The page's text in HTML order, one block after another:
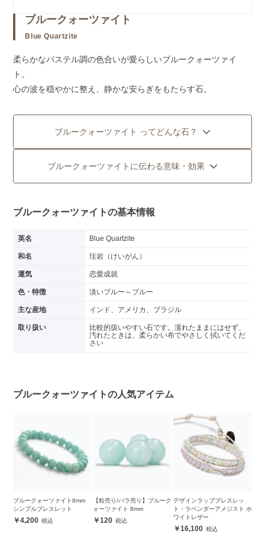
ブルークォーツァイト
Blue Quartzite
柔らかなパステル調の色合いが愛らしいブルークォーツァイ
ト。
心の波を穏やかに整え、静かな安らぎをもたらす石。
ブルークォーツァイト ってどんな石？
ブルークォーツァイトに伝わる意味・効果
ブルークォーツァイトの基本情報
英名 Blue Quartzite
和名 珪岩（けいがん）
運気 恋愛成就
色・特徴 淡いブルー～ブルー
主な産地 インド、アメリカ、ブラジル
取り扱い
比較的扱いやすい石です。濡れたままにはせず、
汚れたときは、柔らかい布でやさしく拭いてくだ
さい
ブルークォーツァイトの人気アイテム
ブルークォーツァイト8mm
シンプルブレスレット
4,200
【粒売り/バラ売り】ブルーク
ォーツァイト 8mm
120
デザインラップブレスレッ
ト・ラベンダーアメジスト ホ
ワイトレザー
16,100